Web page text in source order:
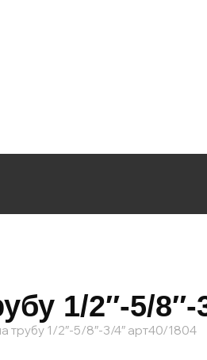
1/2″-5/8″-
трубу 1/2″-5/8″-3/4″ арт40/1804